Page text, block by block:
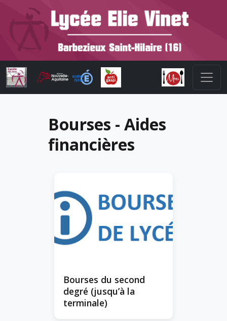
Bourses - Aides
financières
Bourses du second
degré (jusqu’à la
terminale)